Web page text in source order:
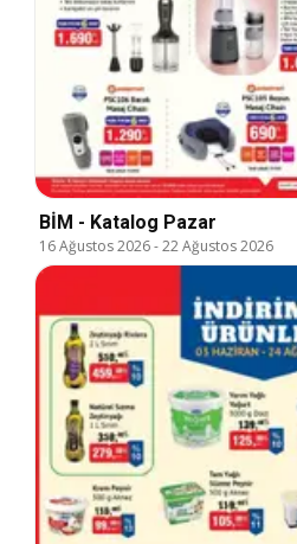
BİM - Katalog Pazar
16 Ağustos 2026-22 Ağustos 2026